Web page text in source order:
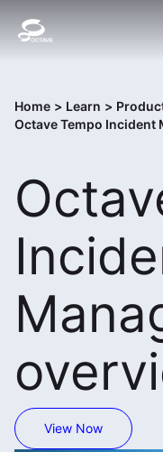
Home > Learn >
Octave Tempo Incident
View Now